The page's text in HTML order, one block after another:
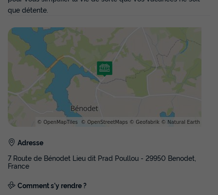
Pers. | Terrasse simple | 1 SDB | TV
Meilleur prix pour 7 nuits
Modifier les dates
322 €
252 €
Prix de comparaison
que détente.
Adresse
7 Route de Bénodet Lieu dit Prad Poullou - 29950 Benodet,
France
Comment s'y rendre ?